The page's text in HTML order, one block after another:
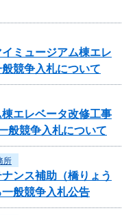
ミュージアム棟エレ
競争入札について
エレベータ改修工事
般競争入札について
所
ンス補助（橋りょう
般競争入札公告